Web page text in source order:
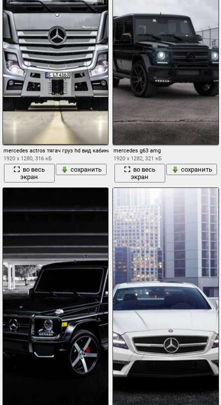
mercedes actros тягач груз hd вид кабина
1920 x 1280, 316 кБ
во весь
экран
сохранить
mercedes g63 amg
1920 x 1282, 321 кБ
во весь
экран
сохранить